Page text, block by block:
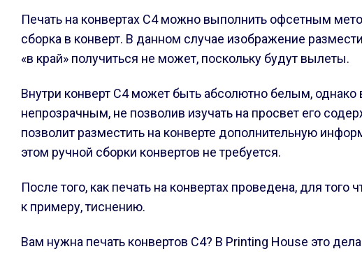
Печать на конвертах С4 можно выполнить офсетным
сборка в конверт. В данном случае изображение
«в край» получиться не может, поскольку будут вылеты.
Внутри конверт С4 может быть абсолютно белым,
непрозрачным, не позволив изучать на просвет его
позволит разместить на конверте дополнительную
этом ручной сборки конвертов не требуется.
После того, как печать на конвертах проведена, для
к примеру, тиснению.
Вам нужна печать конвертов С4? В Printing House это